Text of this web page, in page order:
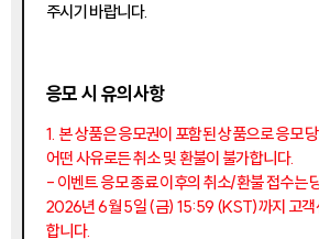
주시기 바랍니다.
응모 시 유의사항
1. 본 상품은 응모권이 포함된 상품으로 응모
어떤 사유로든 취소 및 환불이 불가합니다.
- 이벤트 응모 종료 이후의 취소/환불 접수는
2026년 6월 5일 (금) 15:59 (KST)까지 고객
합니다.